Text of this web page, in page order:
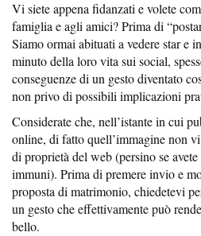
Vi siete appena fidanzati e volete
famiglia e agli amici? Prima di
Siamo ormai abituati a vedere star e
minuto della loro vita sui social,
conseguenze di un gesto diventato
non privo di possibili implicazioni
Considerate che, nell’istante in cui
online, di fatto quell’immagine non
di proprietà del web (persino se
immuni). Prima di premere invio e
proposta di matrimonio, chiedetevi
un gesto che effettivamente può
bello.